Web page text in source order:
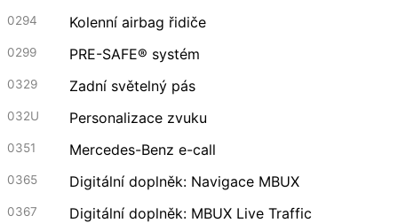
0294 Kolenní airbag řidiče
0299 PRE-SAFE® systém
0329 Zadní světelný pás
032U Personalizace zvuku
0351 Mercedes-Benz e-call
0365 Digitální doplněk: Navigace MBUX
0367
Digitální doplněk: MBUX Live Traffic